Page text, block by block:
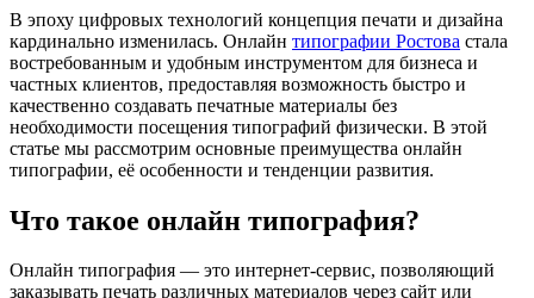
В эпоху цифровых технологий концепция печати и дизайна
кардинально изменилась. Онлайн типографии Ростова стала
востребованным и удобным инструментом для бизнеса и
частных клиентов, предоставляя возможность быстро и
качественно создавать печатные материалы без
необходимости посещения типографий физически. В этой
статье мы рассмотрим основные преимущества онлайн
типографии, её особенности и тенденции развития.
Что такое онлайн типография?
Онлайн типография — это интернет-сервис, позволяющий
заказывать печать различных материалов через сайт или